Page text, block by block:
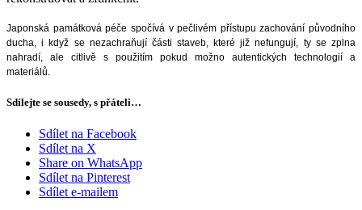
Japonská památková péče spočívá v pečlivém přístupu zachování původního
ducha, i když se nezachraňují části staveb, které již nefungují, ty se zplna
nahradí, ale citlivě s použitím pokud možno autentických technologií a
materiálů.
Sdílejte se sousedy, s přáteli…
Sdílet na Facebook
Sdílet na X
Share on WhatsApp
Sdílet na Pinterest
Sdílet e-mailem